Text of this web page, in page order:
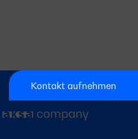
Kontakt aufnehmen